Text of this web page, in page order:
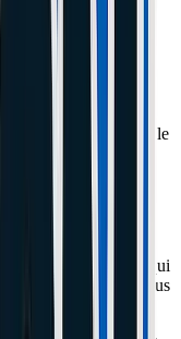
descentes de
il faut démonter tout le
Dodo) :
voulez une machine qui
étrier à la clé Allen tous
: